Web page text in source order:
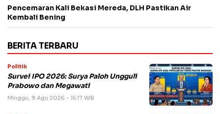
Pencemaran Kali Bekasi Mereda, DLH Pastikan Air
Kembali Bening
BERITA TERBARU
Politik
Survei IPO 2026: Surya Paloh Ungguli
Prabowo dan Megawati
Minggu, 9 Agu 2026 - 15:17 WIB